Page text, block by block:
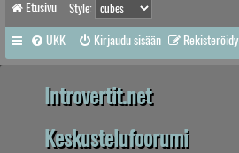
Etusivu Style:
UKK Kirjaudu sisään Rekisteröidy
Introvertit.net
Keskustelufoorumi